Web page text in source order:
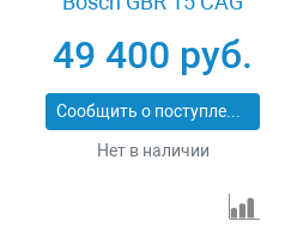
49 400 руб.
Сообщить о поступлении
Нет в наличии